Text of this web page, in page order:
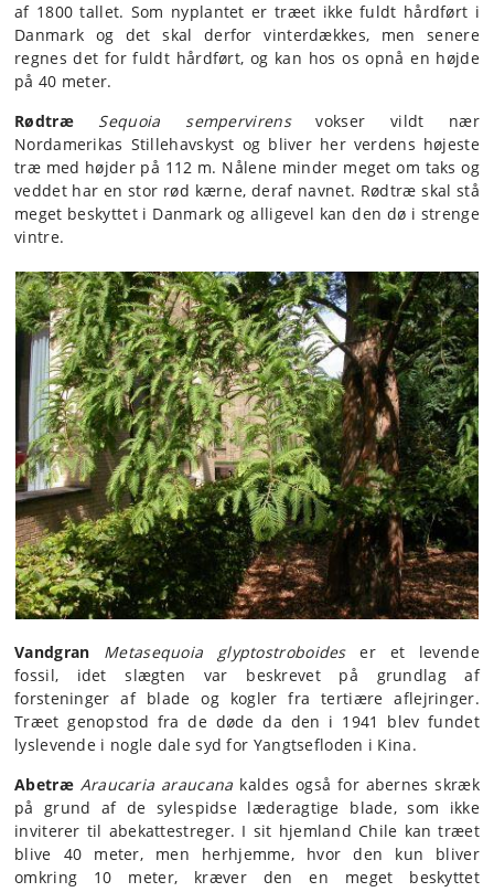
af 1800 tallet. Som nyplantet er træet ikke fuldt hårdført i
Danmark og det skal derfor vinterdækkes, men senere
regnes det for fuldt hårdført, og kan hos os opnå en højde
på 40 meter.
Rødtræ
Sequoia sempervirensvokser vildt nær
Nordamerikas Stillehavskyst og bliver her verdens højeste
træ med højder på 112 m. Nålene minder meget om taks og
veddet har en stor rød kærne, deraf navnet. Rødtræ skal stå
meget beskyttet i Danmark og alligevel kan den dø i strenge
vintre.
Vandgran Metasequoia glyptostroboideser et levende
fossil, idet slægten var beskrevet på grundlag af
forsteninger af blade og kogler fra tertiære aflejringer.
Træet genopstod fra de døde da den i 1941 blev fundet
lyslevende i nogle dale syd for Yangtsefloden i Kina.
Abetræ Araucaria araucana kaldes også for abernes skræk
på grund af de sylespidse læderagtige blade, som ikke
inviterer til abekattestreger. I sit hjemland Chile kan træet
blive 40 meter, men herhjemme, hvor den kun bliver
omkring 10 meter, kræver den en meget beskyttet